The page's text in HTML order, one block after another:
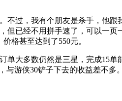
过，我有个朋友是杀手，他
已经不用拼手速了，可以一
格甚至达到了550元。
大多数仍然是三星，完成15
游侠30铲子下去的收益差不多。